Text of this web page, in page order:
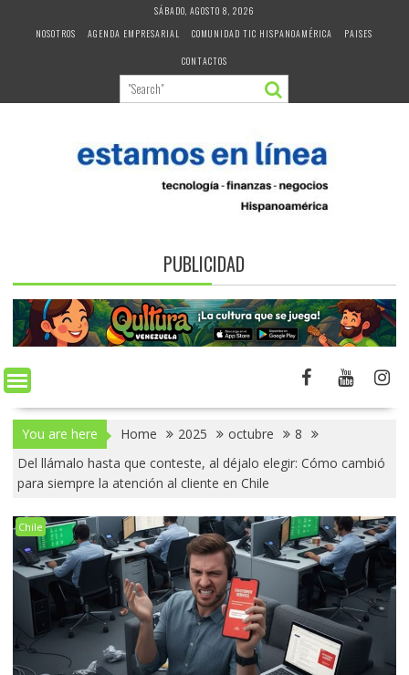
SÁBADO, AGOSTO 8, 2026
NOSOTROS
AGENDA EMPRESARIAL COMUNIDAD TIC HISPANOAMÉRICA
PAISES
CONTACTOS
PUBLICIDAD
You are here Home 2025 octubre
8
Del llámalo hasta que conteste, al déjalo elegir: Cómo cambió
para siempre la atención al cliente en Chile
Chile